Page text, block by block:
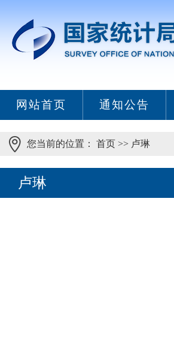
网站首页 通知公告
您当前的位置： 首页 >> 卢琳
卢琳